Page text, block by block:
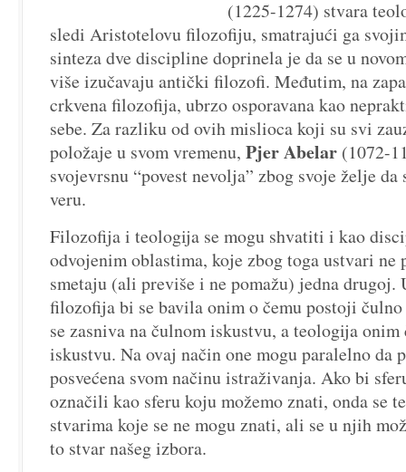
(1225-1274) stvara
sledi Aristotelovu filozofiju, smatrajući ga
sinteza dve discipline doprinela je da se u
više izučavaju antički filozofi. Međutim, na
crkvena filozofija, ubrzo osporavana kao
sebe. Za razliku od ovih mislioca koji su svi
položaje u svom vremenu, Pjer Abelar (1072-
svojevrsnu “povest nevolja” zbog svoje želje
veru.
Filozofija i teologija se mogu shvatiti i kao
odvojenim oblastima, koje zbog toga ustvari
smetaju (ali previše i ne pomažu) jedna drugoj.
filozofija bi se bavila onim o čemu postoji
se zasniva na čulnom iskustvu, a teologija onim
iskustvu. Na ovaj način one mogu paralelno da
posvećena svom načinu istraživanja. Ako bi
označili kao sferu koju možemo znati, onda se
stvarima koje se ne mogu znati, ali se u njih
to stvar našeg izbora.